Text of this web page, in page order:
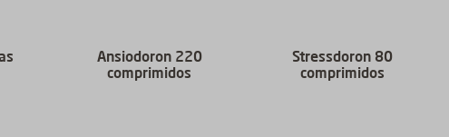
Ansiodoron 220
comprimidos
Stressdoron 80
comprimidos